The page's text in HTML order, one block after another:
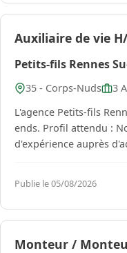
Auxiliaire de vie
Petits-fils Rennes
35 - Corps-Nuds
3
L'agence Petits-fils
ends. Profil attendu :
d'expérience auprès
Publie le 05/08/2026
Monteur /